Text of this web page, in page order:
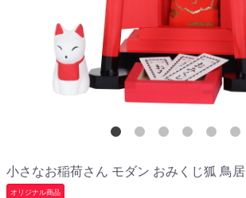
小さなお稲荷さん モダン おみくじ狐 鳥居
オリジナル商品